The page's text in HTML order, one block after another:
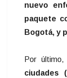
nuevo
paquete
Bogotá, y
Por
ciudades